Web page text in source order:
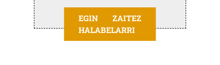
EGIN ZAITEZ
HALABELARRI